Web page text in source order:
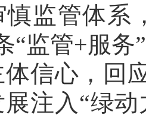
慎监管体
“监管+服
信心，回
注入“绿